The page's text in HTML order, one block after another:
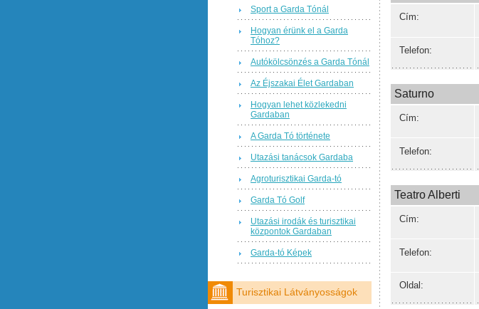
Cím:
Telefon:
Saturno
Cím:
Telefon:
Teatro Alberti
Cím:
Telefon:
Oldal:
Sport a Garda Tónál
Hogyan érünk el a Garda
Tóhoz?
Autókölcsönzés a Garda Tónál
Az Éjszakai Élet Gardaban
Hogyan lehet közlekedni
Gardaban
A Garda Tó története
Utazási tanácsok Gardaba
Agroturisztikai Garda-tó
Garda Tó Golf
Utazási irodák és turisztikai
központok Gardaban
Garda-tó Képek
Turisztikai Látványosságok